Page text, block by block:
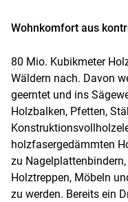
Wohnkomfort aus
80 Mio. Kubikmeter
Wäldern nach. Davon
geerntet und ins
Holzbalken, Pfetten,
holzfasergedämmten
zu
Holztreppen, Möbeln
zu werden. Bereits ein